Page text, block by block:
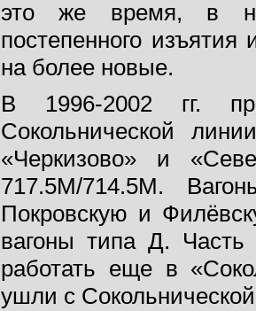
это же время, в
постепенного
на более новые.
В 1996-2002 гг.
Сокольнической
«Черкизово» и
717.5М/714.5М.
Покровскую и
вагоны типа Д. Часть
работать еще в
ушли с